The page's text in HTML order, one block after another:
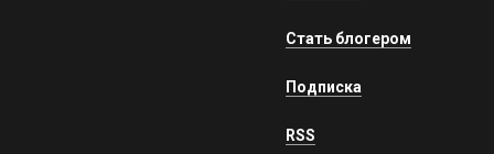
Стать блогером
Подписка
RSS